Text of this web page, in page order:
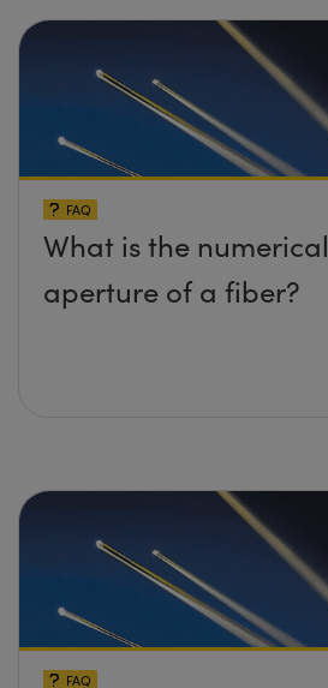
FAQ
What is the numerical
aperture of a fiber?
FAQ